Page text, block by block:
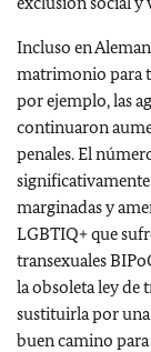
Incluso en
matrimonio para
por ejemplo, las
continuaron
penales. El
marginadas y
LGBTIQ+ que
transexuales
la obsoleta ley de
sustituirla por
buen camino